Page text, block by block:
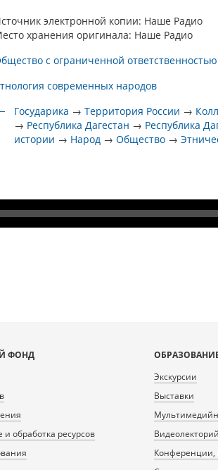
электронной копии: Наше Радио
хранения оригинала: Наше Радио
с ограниченной
современных народов
Государика →Территория России →
→ Республика Дагестан → Республика
истории → Народ →Общество →
ФОНД
обработка ресурсов
Экскурсии
Выставки
Конференции,